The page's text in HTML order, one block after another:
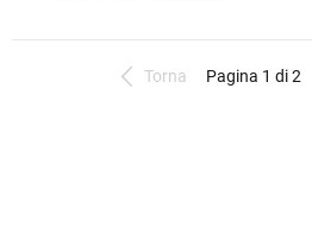
Torna Pagina 1 di 2